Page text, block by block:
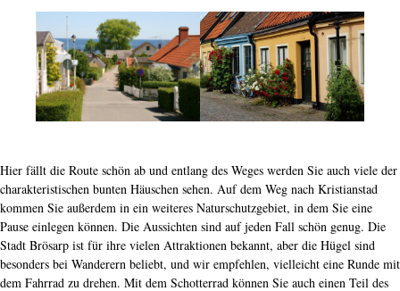
Hier fällt die Route schön ab und entlang des Weges werden Sie auch viele der
charakteristischen bunten Häuschen sehen. Auf dem Weg nach Kristianstad
kommen Sie außerdem in ein weiteres Naturschutzgebiet, in dem Sie eine
Pause einlegen können. Die Aussichten sind auf jeden Fall schön genug. Die
Stadt Brösarp ist für ihre vielen Attraktionen bekannt, aber die Hügel sind
besonders bei Wanderern beliebt, und wir empfehlen, vielleicht eine Runde mit
dem Fahrrad zu drehen. Mit dem Schotterrad können Sie auch einen Teil des